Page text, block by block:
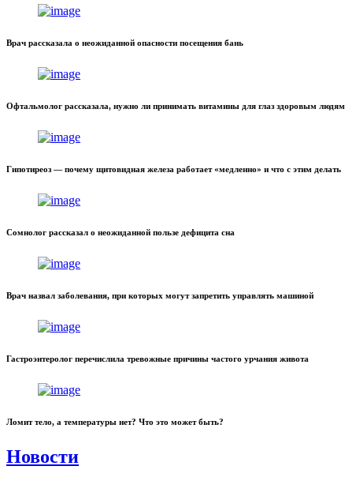
Врач рассказала о неожиданной опасности посещения бань
Офтальмолог рассказала, нужно ли принимать витамины для глаз здоровым людям
Гипотиреоз — почему щитовидная железа работает «медленно» и что с этим делать
Сомнолог рассказал о неожиданной пользе дефицита сна
Врач назвал заболевания, при которых могут запретить управлять машиной
Гастроэнтеролог перечислила тревожные причины частого урчания живота
Ломит тело, а температуры нет? Что это может быть?
Новости